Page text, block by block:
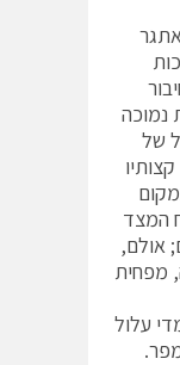
נמוכה
של
המצד
אולם,
מפחית
עלול